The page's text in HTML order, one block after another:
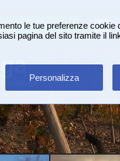
le tue preferenze cookie
pagina del sito tramite il
Personalizza
a JuzaPhoto! A